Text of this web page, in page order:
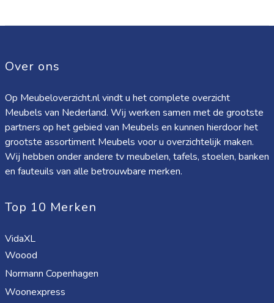
Over ons
Op Meubeloverzicht.nl vindt u het complete overzicht
Meubels van Nederland. Wij werken samen met de grootste
partners op het gebied van Meubels en kunnen hierdoor het
grootste assortiment Meubels voor u overzichtelijk maken.
Wij hebben onder andere tv meubelen, tafels, stoelen, banken
en fauteuils van alle betrouwbare merken.
Top 10 Merken
VidaXL
Woood
Normann Copenhagen
Woonexpress